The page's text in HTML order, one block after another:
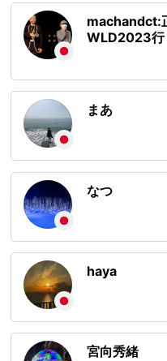
machandct:
WLD2023
まあ
なつ
haya
宮向秀緒